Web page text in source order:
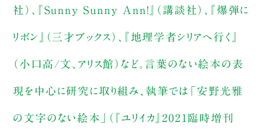
社）、『Sunny Sunny Ann!』（講談社）、『爆弾に
リボン』（三才ブックス）、『地理学者シリアへ行く』
（小口高/文、アリス館）など。言葉のない絵本の表
現を中心に研究に取り組み、執筆では「安野光雅
の文字のない絵本」（『ユリイカ』2021臨時増刊